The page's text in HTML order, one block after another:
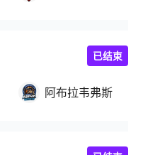
阿布拉韦弗斯
已结束